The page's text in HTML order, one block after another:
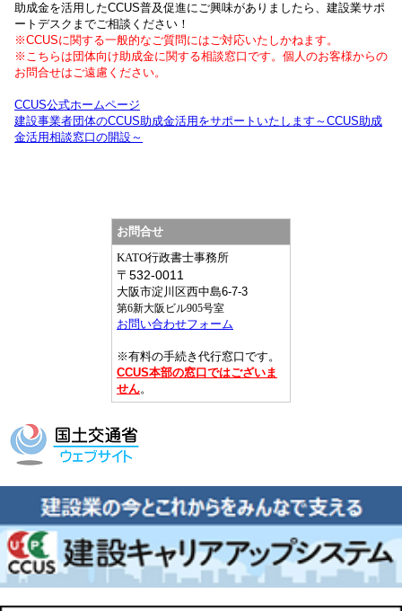
助成金を活用したCCUS普及促進にご興味がありましたら、建設業サポ
ートデスクまでご相談ください！
※CCUSに関する一般的なご質問にはご対応いたしかねます。
※こちらは団体向け助成金に関する相談窓口です。個人のお客様からの
お問合せはご遠慮ください。
CCUS公式ホームページ
建設事業者団体のCCUS助成金活用をサポートいたします～CCUS助成
金活用相談窓口の開設～
お問合せ
KATO行政書士事務所
〒 532-0011
大阪市淀川区西中島6-7-3
第6新大阪ビル905号室
お問い合わせフォーム
※有料の手続き代行窓口です。
CCUS本部の窓口ではございま
せん。